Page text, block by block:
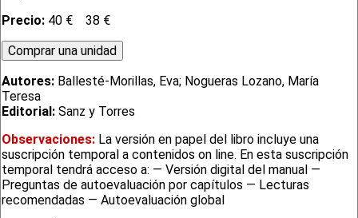
Precio: 40 € 38 €
Autores: Ballesté-Morillas, Eva; Nogueras Lozano, María
Teresa
Editorial: Sanz y Torres
Observaciones: La versión en papel del libro incluye una
suscripción temporal a contenidos on line. En esta suscripción
temporal tendrá acceso a: — Versión digital del manual —
Preguntas de autoevaluación por capítulos — Lecturas
recomendadas — Autoevaluación global